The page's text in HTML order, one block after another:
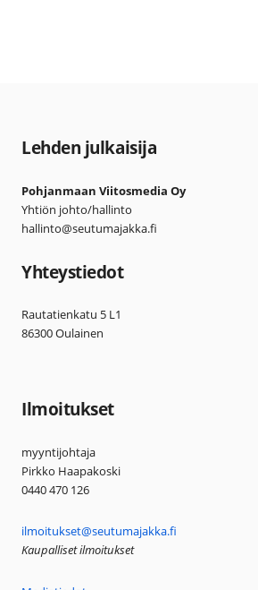
Lehden julkaisija
Pohjanmaan Viitosmedia Oy
Yhtiön johto/hallinto
hallinto@seutumajakka.fi
Yhteystiedot
Rautatienkatu 5 L1
86300 Oulainen
Ilmoitukset
myyntijohtaja
Pirkko Haapakoski
0440 470 126
ilmoitukset@seutumajakka.fi
Kaupalliset ilmoitukset